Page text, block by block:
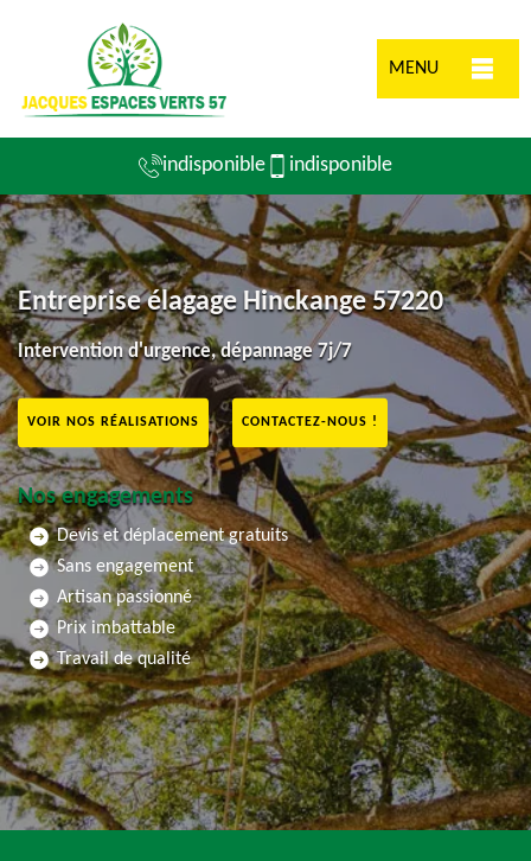
MENU
indisponible indisponible
Entreprise élagage Hinckange 57220
Intervention d'urgence, dépannage 7j/7
VOIR NOS RÉALISATIONS CONTACTEZ-NOUS !
Nos engagements
Devis et déplacement gratuits
Sans engagement
Artisan passionné
Prix imbattable
Travail de qualité